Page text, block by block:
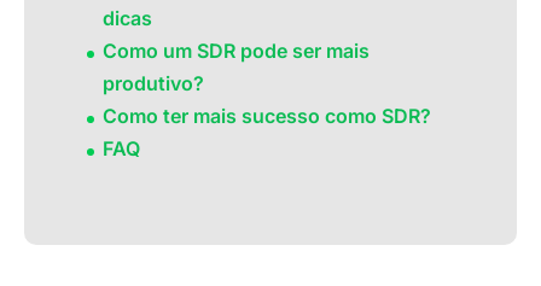
dicas
Como um SDR pode ser mais
produtivo?
Como ter mais sucesso como SDR?
FAQ